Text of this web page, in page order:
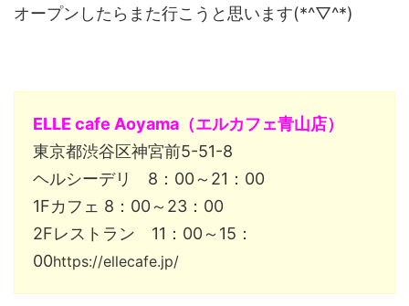
オープンしたらまた行こうと思います(*^▽^*)
ELLE cafe Aoyama（エルカフェ青山店）
東京都渋谷区神宮前5-51-8
ヘルシーデリ 8：00～21：00
1Fカフェ 8：00～23：00
2Fレストラン 11：00～15：
00https://ellecafe.jp/